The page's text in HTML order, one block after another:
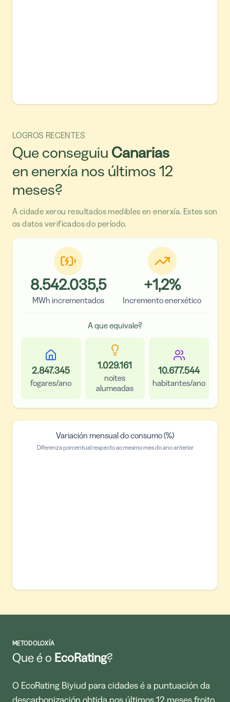
LOGROS RECENTES
Que conseguiu Canarias
en enerxía nos últimos 12
meses?
A cidade xerou resultados medibles en enerxía. Estes son
os datos verificados do período.
8.542.035,5
MWh incrementados
+1,2%
Incremento enerxético
A que equivale?
2.847.345
fogares/ano
1.029.161
noites
alumeadas
10.677.544
habitantes/ano
Variación mensual do consumo (%)
Diferenza porcentual respecto ao mesmo mes do ano anterior
METODOLOXÍA
Que é o EcoRating?
O EcoRating Biyiud para cidades é a puntuación da